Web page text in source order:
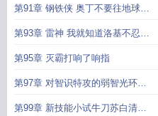
第91章 钢铁侠 奥丁不要往地球扔
垃圾索尔 你说谁是垃圾
第93章 雷神 我就知道洛基不忍心
杀我绿巨人 好弱的神
第95章 灭霸打响了响指
第97章 对智识特攻的弱智光环以
及招募卡厄斯兰娜
第99章 新技能小试牛刀苏白清空